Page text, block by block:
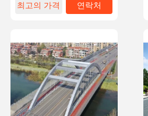
최고의 가격
연락처